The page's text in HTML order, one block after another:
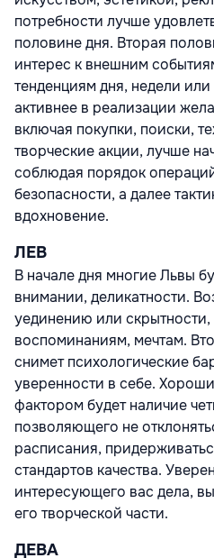
потребности лучше
половине дня. Вторая
интерес к внешним
тенденциям дня, недели
активнее в реализации
включая покупки, поиски,
творческие акции, лучше
соблюдая порядок
безопасности, а далее
вдохновение.
ЛЕВ
В начале дня многие Львы
внимании, деликатности.
уединению или
воспоминаниям, мечтам.
снимет психологические
уверенности в себе.
фактором будет наличие
позволяющего не
расписания,
стандартов качества.
интересующего вас дела,
его творческой части.
ДЕВА